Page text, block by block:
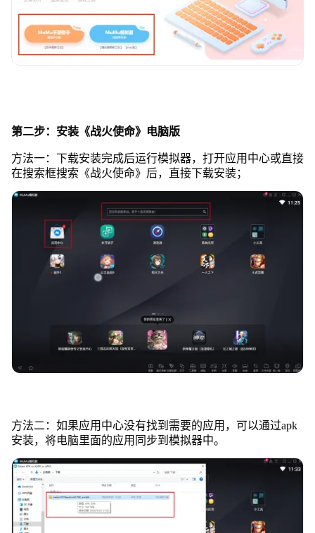
第二步：安装《战火使命》电脑版
方法一：下载安装完成后运行模拟器，打开应用中心或直接
在搜索框搜索《战火使命》后，直接下载安装；
方法二：如果应用中心没有找到需要的应用，可以通过apk
安装，将电脑里面的应用同步到模拟器中。